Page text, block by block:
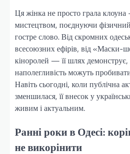
Ця жінка не просто грала
мистецтвом, поєднуючи
гостре слово. Від скромних
всесоюзних ефірів, від «Маски-
кіноролей — її шлях демонструє,
наполегливість можуть
Навіть сьогодні, коли публічна
зменшилася, її внесок у
живим і актуальним.
Ранні роки в Одесі:
не викорінити